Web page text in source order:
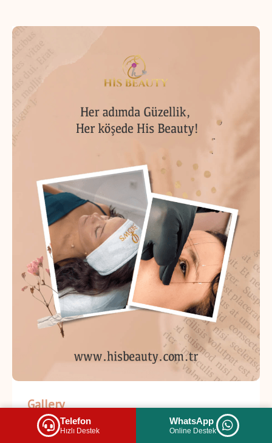
Gallery
Telefon
Hızlı Destek
WhatsApp
Online Destek